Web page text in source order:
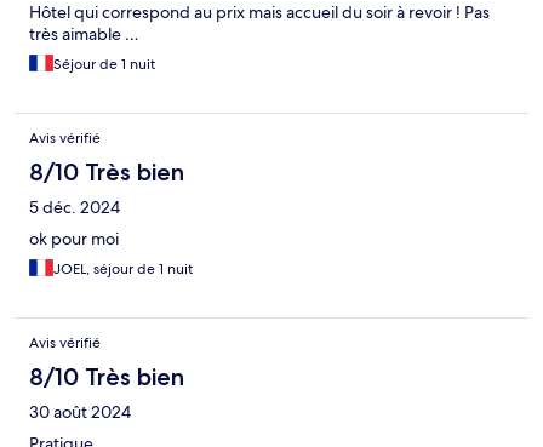
Hôtel qui correspond au prix mais accueil du soir à revoir ! Pas
très aimable …
Séjour de 1 nuit
Avis vérifié
8/10 Très bien
5 déc. 2024
ok pour moi
JOEL, séjour de 1 nuit
Avis vérifié
8/10 Très bien
30 août 2024